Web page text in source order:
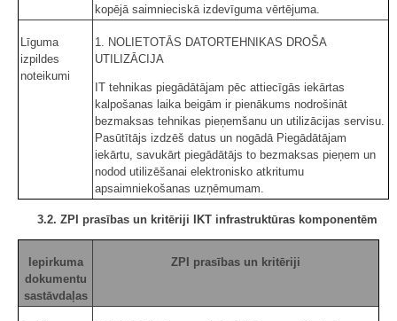
kopējā saimnieciskā izdevīguma vērtējuma.
Līguma
izpildes
noteikumi
1. NOLIETOTĀS DATORTEHNIKAS DROŠA
UTILIZĀCIJA
IT tehnikas piegādātājam pēc attiecīgās iekārtas
kalpošanas laika beigām ir pienākums nodrošināt
bezmaksas tehnikas pieņemšanu un utilizācijas servisu.
Pasūtītājs izdzēš datus un nogādā Piegādātājam
iekārtu, savukārt piegādātājs to bezmaksas pieņem un
nodod utilizēšanai elektronisko atkritumu
apsaimniekošanas uzņēmumam.
3.2. ZPI prasības un kritēriji IKT infrastruktūras komponentēm
Iepirkuma
dokumentu
sastāvdaļas
ZPI prasības un kritēriji